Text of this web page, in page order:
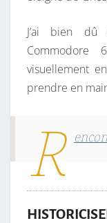
J’ai bien dû
visuellement
prendre en
R